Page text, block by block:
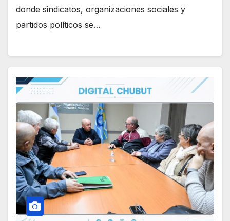
donde sindicatos, organizaciones sociales y
partidos políticos se…